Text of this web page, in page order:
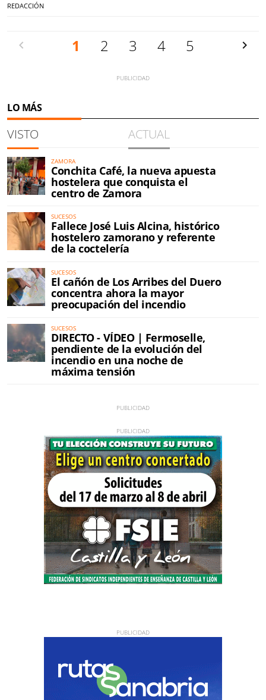
REDACCIÓN
1 2 3 4 5
LO MÁS
VISTO ACTUAL
ZAMORA
Conchita Café, la nueva apuesta
hostelera que conquista el
centro de Zamora
SUCESOS
Fallece José Luis Alcina, histórico
hostelero zamorano y referente
de la coctelería
SUCESOS
El cañón de Los Arribes del Duero
concentra ahora la mayor
preocupación del incendio
SUCESOS
DIRECTO - VÍDEO | Fermoselle,
pendiente de la evolución del
incendio en una noche de
máxima tensión